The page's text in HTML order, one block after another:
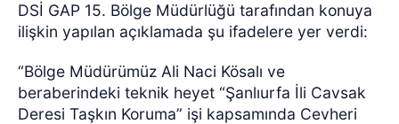
DSİ GAP 15. Bölge Müdürlüğü tarafından konuya
ilişkin yapılan açıklamada şu ifadelere yer verdi:
“Bölge Müdürümüz Ali Naci Kösalı ve
beraberindeki teknik heyet “Şanlıurfa İli Cavsak
Deresi Taşkın Koruma” işi kapsamında Cevheri